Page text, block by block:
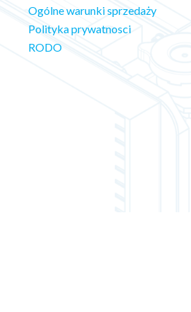
Ogólne warunki sprzedaży
Polityka prywatnosci
RODO